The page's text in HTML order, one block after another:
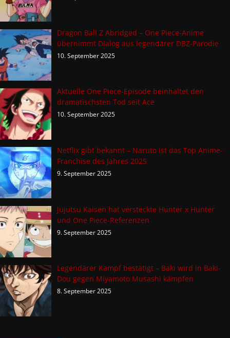
Dragon Ball Z Abridged – One Piece-Anime
übernimmt Dialog aus legendärer DBZ-Parodie
10. September 2025
Aktuelle One Piece-Episode beinhaltet den
dramatischsten Tod seit Ace
10. September 2025
Netflix gibt bekannt – Naruto ist das Top Anime-
Franchise des Jahres 2025
9. September 2025
Jujutsu Kaisen hat versteckte Hunter x Hunter
und One Piece-Referenzen
9. September 2025
Legendärer Kampf bestätigt – Baki wird in Baki-
Dou gegen Miyamoto Musashi kämpfen
8. September 2025